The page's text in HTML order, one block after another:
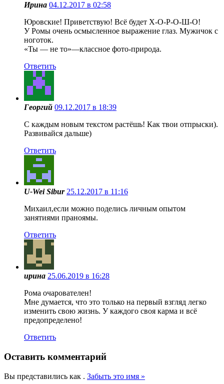
Ирина 04.12.2017 в 02:58
Юровские! Приветствую! Всё будет Х-О-Р-О-Ш-О!
У Ромы очень осмысленное выражение глаз. Мужичок с
ноготок.
«Ты — не то»—классное фото-природа.
Ответить
Георгий 09.12.2017 в 18:39
С каждым новым текстом растёшь! Как твои отпрыски).
Развивайся дальше)
Ответить
U-Wei Sibur 25.12.2017 в 11:16
Михаил,если можно поделись личным опытом
занятиями праноямы.
Ответить
ирина 25.06.2019 в 16:28
Рома очарователен!
Мне думается, что это только на первый взгляд легко
изменить свою жизнь. У каждого своя карма и всё
предопределено!
Ответить
Оставить комментарий
Вы представились как . Забыть это имя »